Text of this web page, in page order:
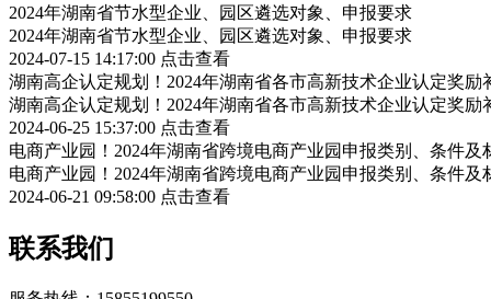
2024年湖南省节水型企业、园区遴选对象、申报要求
2024年湖南省节水型企业、园区遴选对象、申报要求
2024-07-15 14:17:00 点击查看
湖南高企认定规划！2024年湖南省各市高新技术企业认定奖
湖南高企认定规划！2024年湖南省各市高新技术企业认定奖
2024-06-25 15:37:00 点击查看
电商产业园！2024年湖南省跨境电商产业园申报类别、条件及
电商产业园！2024年湖南省跨境电商产业园申报类别、条件及
2024-06-21 09:58:00 点击查看
联系我们